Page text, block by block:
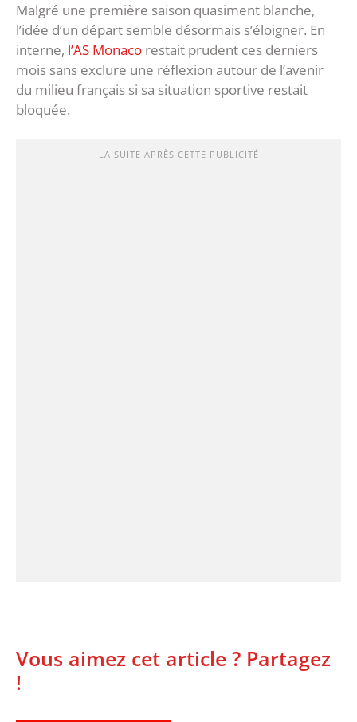
Malgré une première saison quasiment blanche,
l’idée d’un départ semble désormais s’éloigner. En
interne, l’AS Monaco restait prudent ces derniers
mois sans exclure une réflexion autour de l’avenir
du milieu français si sa situation sportive restait
bloquée.
LA SUITE APRÈS CETTE PUBLICITÉ
Vous aimez cet article ? Partagez
!